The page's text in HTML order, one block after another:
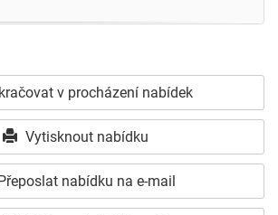
v procházení nabídek
Vytisknout nabídku
nabídku na e-mail